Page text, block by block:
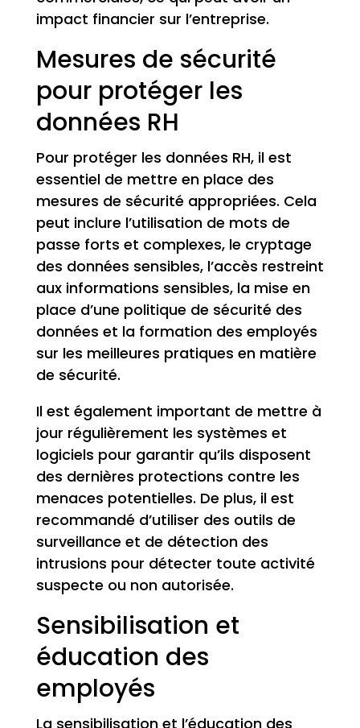
impact financier sur l’entreprise.
Mesures de sécurité
pour protéger les
données RH
Pour protéger les données RH, il est
essentiel de mettre en place des
mesures de sécurité appropriées. Cela
peut inclure l’utilisation de mots de
passe forts et complexes, le cryptage
des données sensibles, l’accès restreint
aux informations sensibles, la mise en
place d’une politique de sécurité des
données et la formation des employés
sur les meilleures pratiques en matière
de sécurité.
Il est également important de mettre à
jour régulièrement les systèmes et
logiciels pour garantir qu’ils disposent
des dernières protections contre les
menaces potentielles. De plus, il est
recommandé d’utiliser des outils de
surveillance et de détection des
intrusions pour détecter toute activité
suspecte ou non autorisée.
Sensibilisation et
éducation des
employés
La sensibilisation et l’éducation des